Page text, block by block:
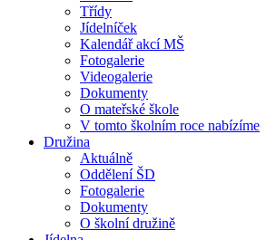
Třídy
Jídelníček
Kalendář akcí MŠ
Fotogalerie
Videogalerie
Dokumenty
O mateřské škole
V tomto školním roce nabízíme
Družina
Aktuálně
Oddělení ŠD
Fotogalerie
Dokumenty
O školní družině